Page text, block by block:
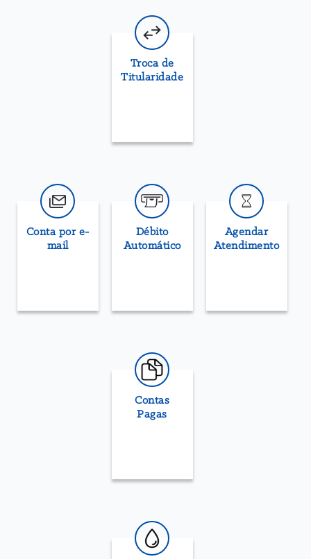
Troca de
Titularidade
Conta por e-
mail
Débito
Automático
Agendar
Atendimento
Contas
Pagas